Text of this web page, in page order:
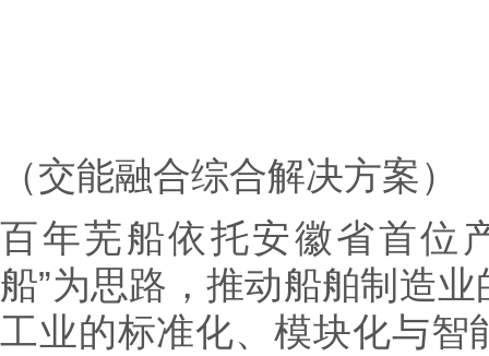
（交能融合综合解决方案）
百年芜船依托安徽省首位
船”为思路，推动船舶制造
工业的标准化、模块化与智